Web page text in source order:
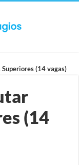
(14 vagas)
(14